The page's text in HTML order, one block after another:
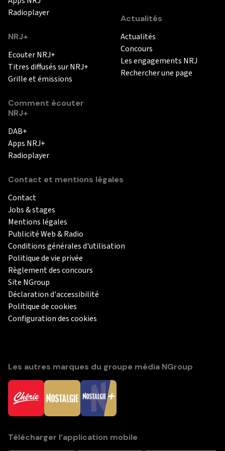
Radioplayer
NRJ+
Ecouter NRJ+
Titres diffusés sur NRJ+
Grille et émissions
Comment écouter
NRJ+
DAB+
Apps NRJ+
Radioplayer
Actualités
Actualités
Concours
Les engagements NRJ
Rechercher une page
Contact et mentions légales
Contact
Jobs & stages
Mentions légales
Publicité Web & Radio
Conditions générales d'utilisation
Politique de vie privée
Règlement des concours
Site NGroup
Déclaration d'accessibilité
Politique de cookies
Configuration des cookies
Les autres marques du groupe média NGroup
Télécharger l’application mobile